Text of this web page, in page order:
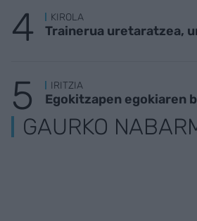
KIROLA
Trainerua uretaratzea,
IRITZIA
Egokitzapen egokiaren
GAURKO